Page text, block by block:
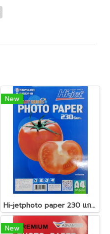
New
Hi-jetphoto paper 230 แกรม
New